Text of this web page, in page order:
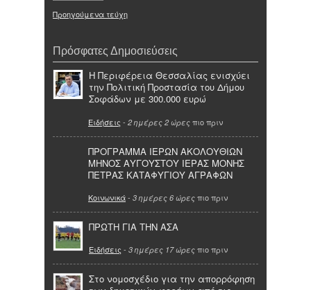
Προηγούμενα τεύχη
Πρόσφατες Δημοσιεύσεις
Η Περιφέρεια Θεσσαλίας ενισχύει
την Πολιτική Προστασία του Δήμου
Σοφάδων με 300.000 ευρώ
Ειδήσεις - 2 ημέρες 2 ώρες πιο πριν
ΠΡΟΓΡΑΜΜΑ ΙΕΡΩΝ ΑΚΟΛΟΥΘΙΩΝ
ΜΗΝΟΣ ΑΥΓΟΥΣΤΟΥ ΙΕΡΑΣ ΜΟΝΗΣ
ΠΕΤΡΑΣ ΚΑΤΑΦΥΓΙΟΥ ΑΓΡΑΦΩΝ
Κοινωνικά- 3 ημέρες 6 ώρες πιο πριν
ΠΡΩΤΗ ΓΙΑ ΤΗΝ ΑΣΑ
Ειδήσεις - 3 ημέρες 17 ώρες πιο πριν
Στο νομοσχέδιο για την απορρόφηση